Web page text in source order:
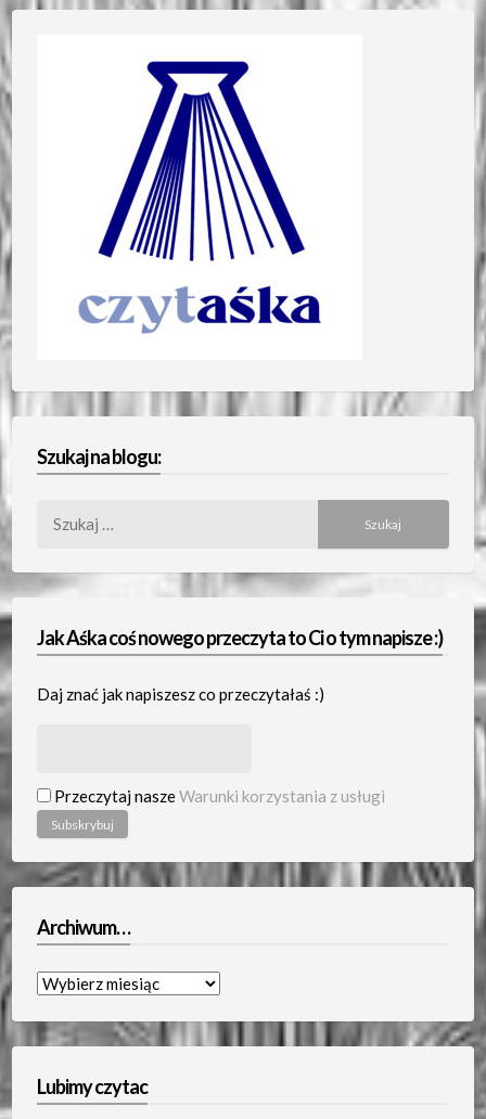
Szukaj na blogu:
Jak Aśka coś nowego przeczyta to Ci o tym napisze :)
Daj znać jak napiszesz co przeczytałaś :)
Przeczytaj naszeWarunki korzystania z usługi
Archiwum…
Archiwum…
Lubimy czytac